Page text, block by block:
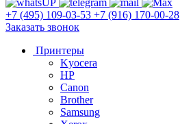
+7 (495) 109-03-53 +7 (916) 170-00-28
Заказать звонок
Принтеры
Kyocera
HP
Canon
Brother
Samsung